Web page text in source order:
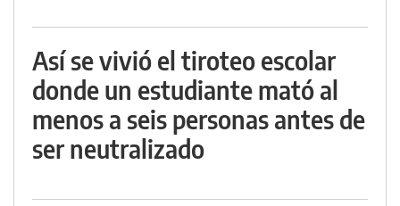
Así se vivió el tiroteo escolar
donde un estudiante mató al
menos a seis personas antes de
ser neutralizado